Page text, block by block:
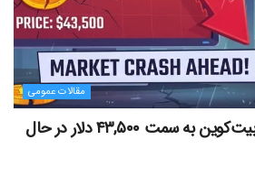
مقالات عمومی
مایکل ترپین: متاسفم، بیت‌کوین به سمت ۴۳,۵۰۰ دلار در حال